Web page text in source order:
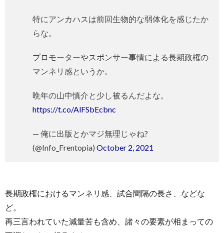
特にアンカハスは前回生物的な弱体化を感じたか
らな。
プロモーターやスポンサー事情による長期政権の
マンネリ感というか。
晩年の山中慎介と少し被るんだよな。
https://t.co/AlFSbEcbnc
— 俺に出版とかマジ無理じゃね?
(@Info_Frentopia) October 2, 2021
長期政権におけるマンネリ感、試合間隔の長さ、などな
ど。
再三言われていた減量苦も含め、諸々の要素が相まっての